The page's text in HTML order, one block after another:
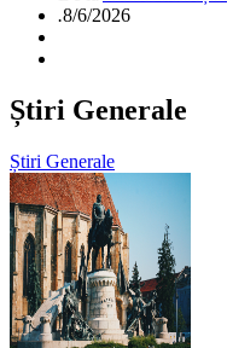
.8/6/2026
Știri Generale
Știri Generale